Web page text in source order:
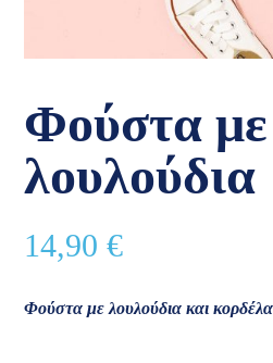
Φούστα με
λουλούδια
14,90€
Φούστα με λουλούδια και